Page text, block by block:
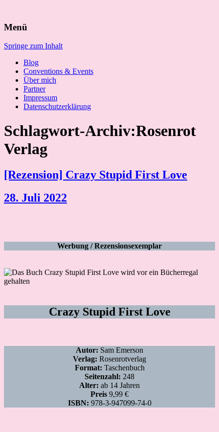
nach:
Menü
Springe zum Inhalt
Blog
Conventions & Events
Über mich
Partner
Impressum
Datenschutzerklärung
Schlagwort-Archiv:Rosenrot
Verlag
[Rezension] Crazy Stupid First Love
28. Juli 2022
Werbung / Rezensionsexemplar
Crazy Stupid First Love
Autor: Sam Emerson
Verlag: Rosenrotverlag
Format: Taschenbuch
Seitenzahl: 248
Alter: ab 14 Jahren
Preis 9,99 €
ISBN: 978-3-947099-74-0